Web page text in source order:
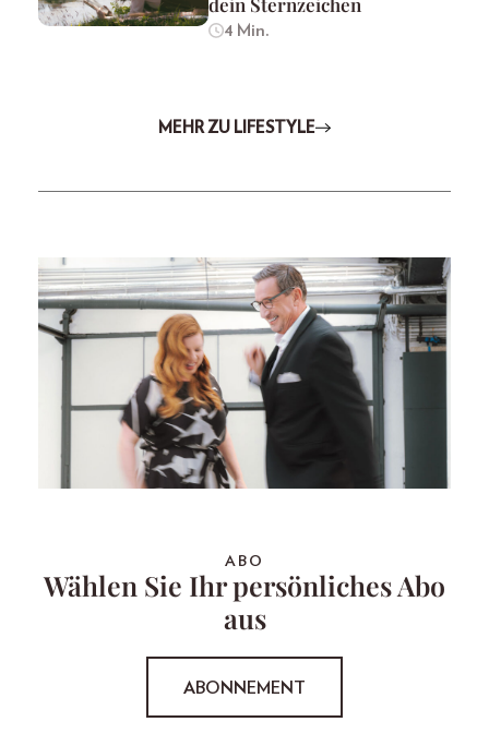
4 Min.
MEHR ZU LIFESTYLE
ABO
Wählen Sie Ihr persönliches Abo
aus
ABONNEMENT